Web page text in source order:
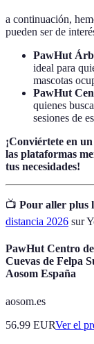
a continuación,
pueden ser de
PawHut
ideal para
mascotas
PawHut
quienes
sesiones de
¡Conviértete en
las plataformas
tus necesidades!
📺 Pour aller plus
distancia 2026 sur
PawHut Centro
Cuevas de Felpa
Aosom España
aosom.es
56.99 EURVer el